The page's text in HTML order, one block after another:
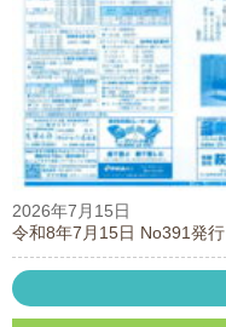
2026年7月15日
令和8年7月15日 No391発行